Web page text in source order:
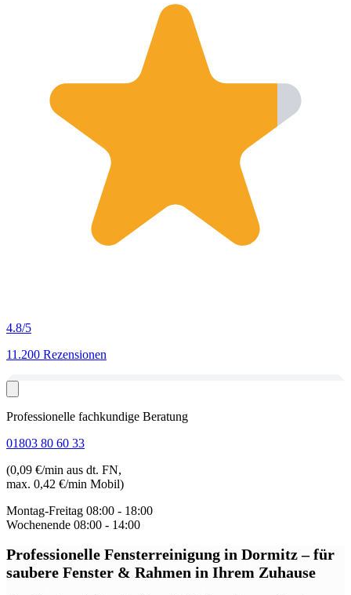
4.8/5
11.200 Rezensionen
Professionelle fachkundige Beratung
01803 80 60 33
(0,09 €/min aus dt. FN,
max. 0,42 €/min Mobil)
Montag-Freitag 08:00 - 18:00
Wochenende 08:00 - 14:00
Professionelle Fensterreinigung in Dormitz– für
saubere Fenster & Rahmen in Ihrem Zuhause